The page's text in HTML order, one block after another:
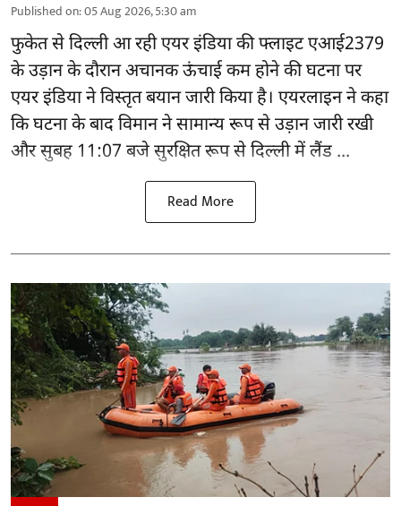
Published on:05 Aug 2026, 5:30 am
फुकेत सेदिल्लीआ रही एयर इंडिया की फ्लाइट एआई2379
के उड़ान के दौरान अचानक ऊंचाई कम होने की घटना पर
एयर इंडिया ने विस्तृत बयान जारी किया है। एयरलाइन ने कहा
कि घटना के बाद विमान ने सामान्य रूप से उड़ान जारी रखी
और सुबह 11:07 बजे सुरक्षित रूप से दिल्ली में लैंड ...
Read More